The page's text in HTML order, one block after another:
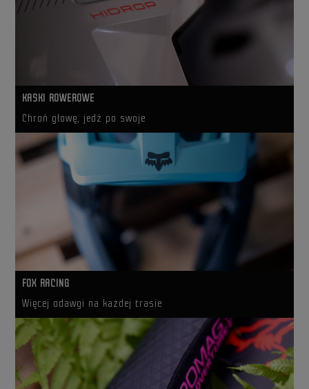
KASKI ROWEROWE
Chroń głowę, jedź po swoje
FOX RACING
Więcej odawgi na każdej trasie